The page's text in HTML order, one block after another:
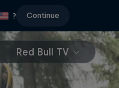
? Continue
Red Bull TV